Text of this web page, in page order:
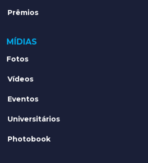
Prêmios
MÍDIAS
Fotos
Vídeos
Eventos
Universitários
Photobook